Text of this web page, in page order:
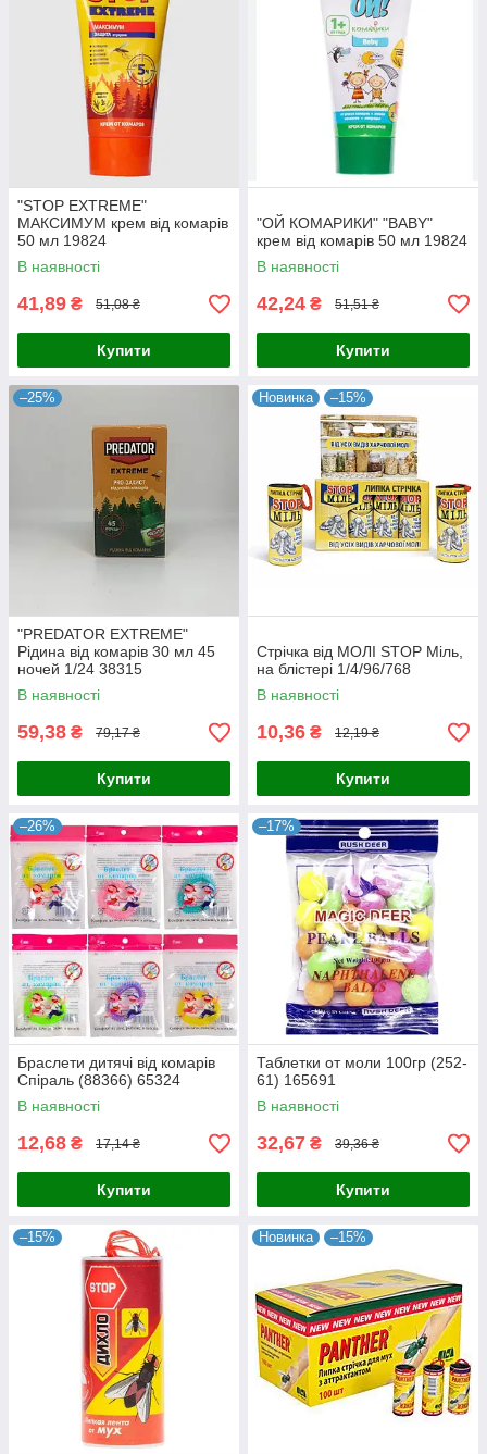
"STOP EXTREME"
МАКСИМУМ крем від комарів
50 мл 19824
В наявності
41,89 ₴ 51,08 ₴
Купити
"ОЙ КОМАРИКИ" "BABY"
крем від комарів 50 мл 19824
В наявності
42,24 ₴ 51,51 ₴
Купити
–25%
"PREDATOR EXTREME"
Рідина від комарів 30 мл 45
ночей 1/24 38315
В наявності
59,38 ₴ 79,17 ₴
Купити
Новинка –15%
Стрічка від МОЛІ STOP Міль,
на блістері 1/4/96/768
В наявності
10,36 ₴ 12,19 ₴
Купити
–26%
Браслети дитячі від комарів
Спіраль (88366) 65324
В наявності
12,68 ₴ 17,14 ₴
Купити
–17%
Таблетки от моли 100гр (252-
61) 165691
В наявності
32,67 ₴ 39,36 ₴
Купити
–15% Новинка –15%